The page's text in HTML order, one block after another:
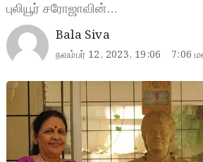
புலியூர் சரோஜாவின்…
Bala Siva
நவம்பர் 12, 2023, 19:06 7:06